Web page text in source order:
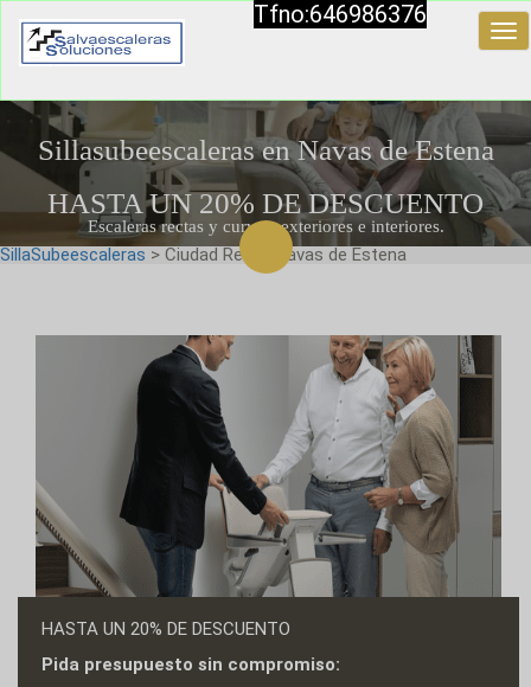
Tfno:646986376
Sillasubeescaleras en Navas de Estena
HASTA UN 20% DE DESCUENTO
Escaleras rectas y curvas, exteriores e interiores.
SillaSubeescaleras > Ciudad Real > Navas de Estena
HASTA UN 20% DE DESCUENTO
Pida presupuesto sin compromiso: